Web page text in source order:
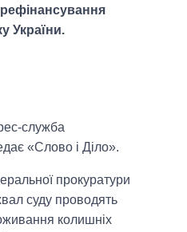
України.
служба
«Слово і Діло».
прокуратури
суду проводять
колишніх